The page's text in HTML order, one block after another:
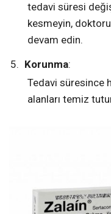
tedavi süresi
kesmeyin,
devam edin.
Korunma:
Tedavi süresince
alanları temiz